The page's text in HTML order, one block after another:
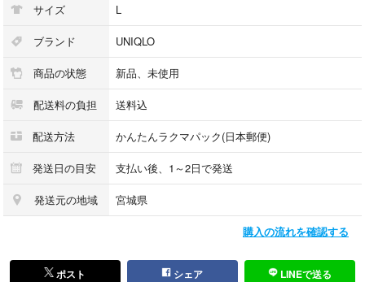
デイリー使いにぴったりで、季節を問わず活躍する万能トップスです。
2025年モデルの新品・未使用品（タグ付き）です。
他サイズも在庫がある場合がございますので、お気軽にご相談ください。
こちらはお値下げ不可の商品となります。
※値下げ交渉のコメントは返信を控えさせていただきます。
他サイトでも同時販売しているため、予告なく削除する場合がございま
即購入OKです。
#カジュアル
サイズ L
ブランド UNIQLO
商品の状態 新品、未使用
配送料の負担 送料込
配送方法 かんたんラクマパック(日本郵便)
発送日の目安 支払い後、1～2日で発送
発送元の地域 宮城県
購入の流れを確認する
ポスト シェア LINEで送る